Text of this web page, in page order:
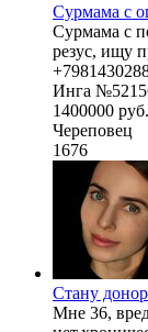
Сурмама с
Сурмама с
резус, ищу
Инга
1400000 руб.
Череповец
1676
Стану
Мне 36,